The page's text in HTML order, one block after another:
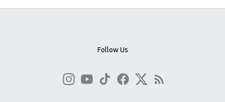
Follow Us